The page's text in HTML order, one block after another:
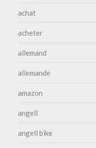
achat
acheter
allemand
allemande
amazon
angell
angell bike